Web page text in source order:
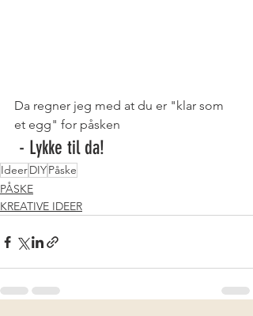
Da regner jeg med at du er "klar som
et egg" for påsken
- Lykke til da!
IdeerDIYPåske
PÅSKE
KREATIVE IDEER